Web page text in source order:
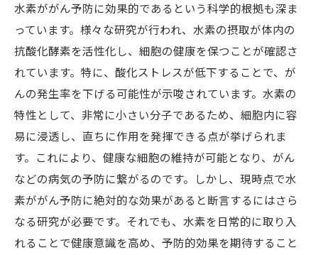
水素ががん予防に効果的であるという科学的根拠も深ま
っています。様々な研究が行われ、水素の摂取が体内の
抗酸化酵素を活性化し、細胞の健康を保つことが確認さ
れています。特に、酸化ストレスが低下することで、が
んの発生率を下げる可能性が示唆されています。水素の
特性として、非常に小さい分子であるため、細胞内に容
易に浸透し、直ちに作用を発揮できる点が挙げられま
す。これにより、健康な細胞の維持が可能となり、がん
などの病気の予防に繋がるのです。しかし、現時点で水
素ががん予防に絶対的な効果があると断言するにはさら
なる研究が必要です。それでも、水素を日常的に取り入
れることで健康意識を高め、予防的効果を期待すること